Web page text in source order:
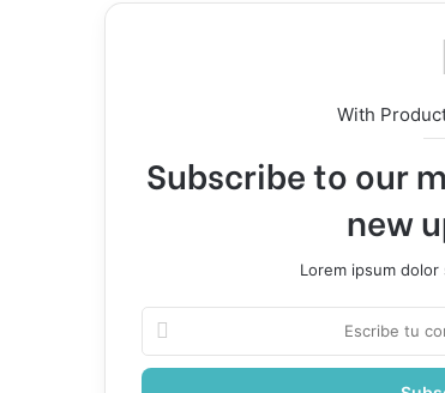
With
Subscribe to our
new
Lorem ipsum
correo